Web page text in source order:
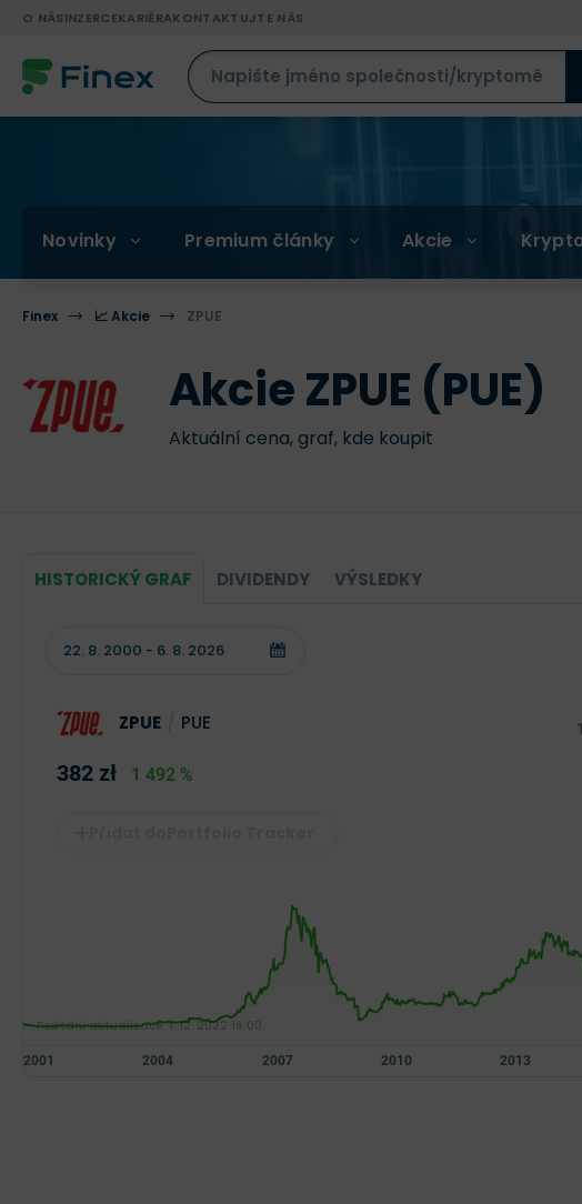
O NÁSINZERCEKARIÉRAKONTAKTUJTE NÁS
Novinky Premium články Akcie
Finex 📈 Akcie ZPUE
Akcie ZPUE (PUE)
Aktuální cena, graf, kde koupit
HISTORICKÝ GRAF DIVIDENDY VÝSLEDKY
ZPUE PUE
382 zł 1 492 %
Poslední aktualizace:1. 12. 2022 16:00